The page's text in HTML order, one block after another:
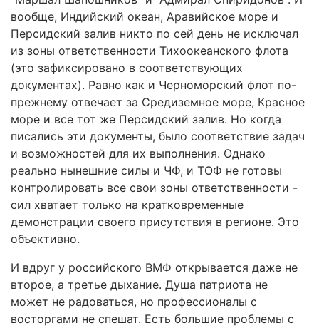
вообще, Индийский океан, Аравийское море и
Персидский залив никто по сей день не исключал
из зоны ответственности Тихоокеанского флота
(это зафиксировано в соответствующих
документах). Равно как и Черноморский флот по-
прежнему отвечает за Средиземное море, Красное
море и все тот же Персидский залив. Но когда
писались эти документы, было соответствие задач
и возможностей для их выполнения. Однако
реально нынешние силы и ЧФ, и ТОФ не готовы
контролировать все свои зоны ответственности -
сил хватает только на кратковременные
демонстрации своего присутствия в регионе. Это
объективно.
И вдруг у российского ВМФ открывается даже не
второе, а третье дыхание. Душа патриота не
может не радоваться, но профессионалы с
восторгами не спешат. Есть большие проблемы с